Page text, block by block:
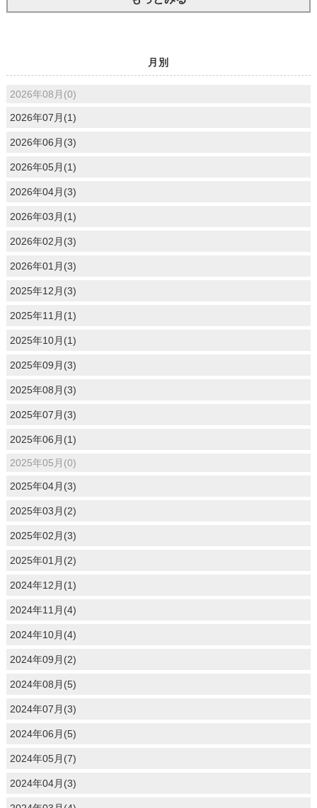
月別
2026年08月(0)
2026年07月(1)
2026年06月(3)
2026年05月(1)
2026年04月(3)
2026年03月(1)
2026年02月(3)
2026年01月(3)
2025年12月(3)
2025年11月(1)
2025年10月(1)
2025年09月(3)
2025年08月(3)
2025年07月(3)
2025年06月(1)
2025年05月(0)
2025年04月(3)
2025年03月(2)
2025年02月(3)
2025年01月(2)
2024年12月(1)
2024年11月(4)
2024年10月(4)
2024年09月(2)
2024年08月(5)
2024年07月(3)
2024年06月(5)
2024年05月(7)
2024年04月(3)